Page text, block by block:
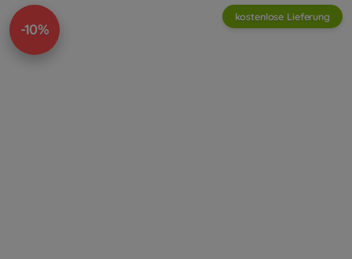
-10%
kostenlose Lieferung